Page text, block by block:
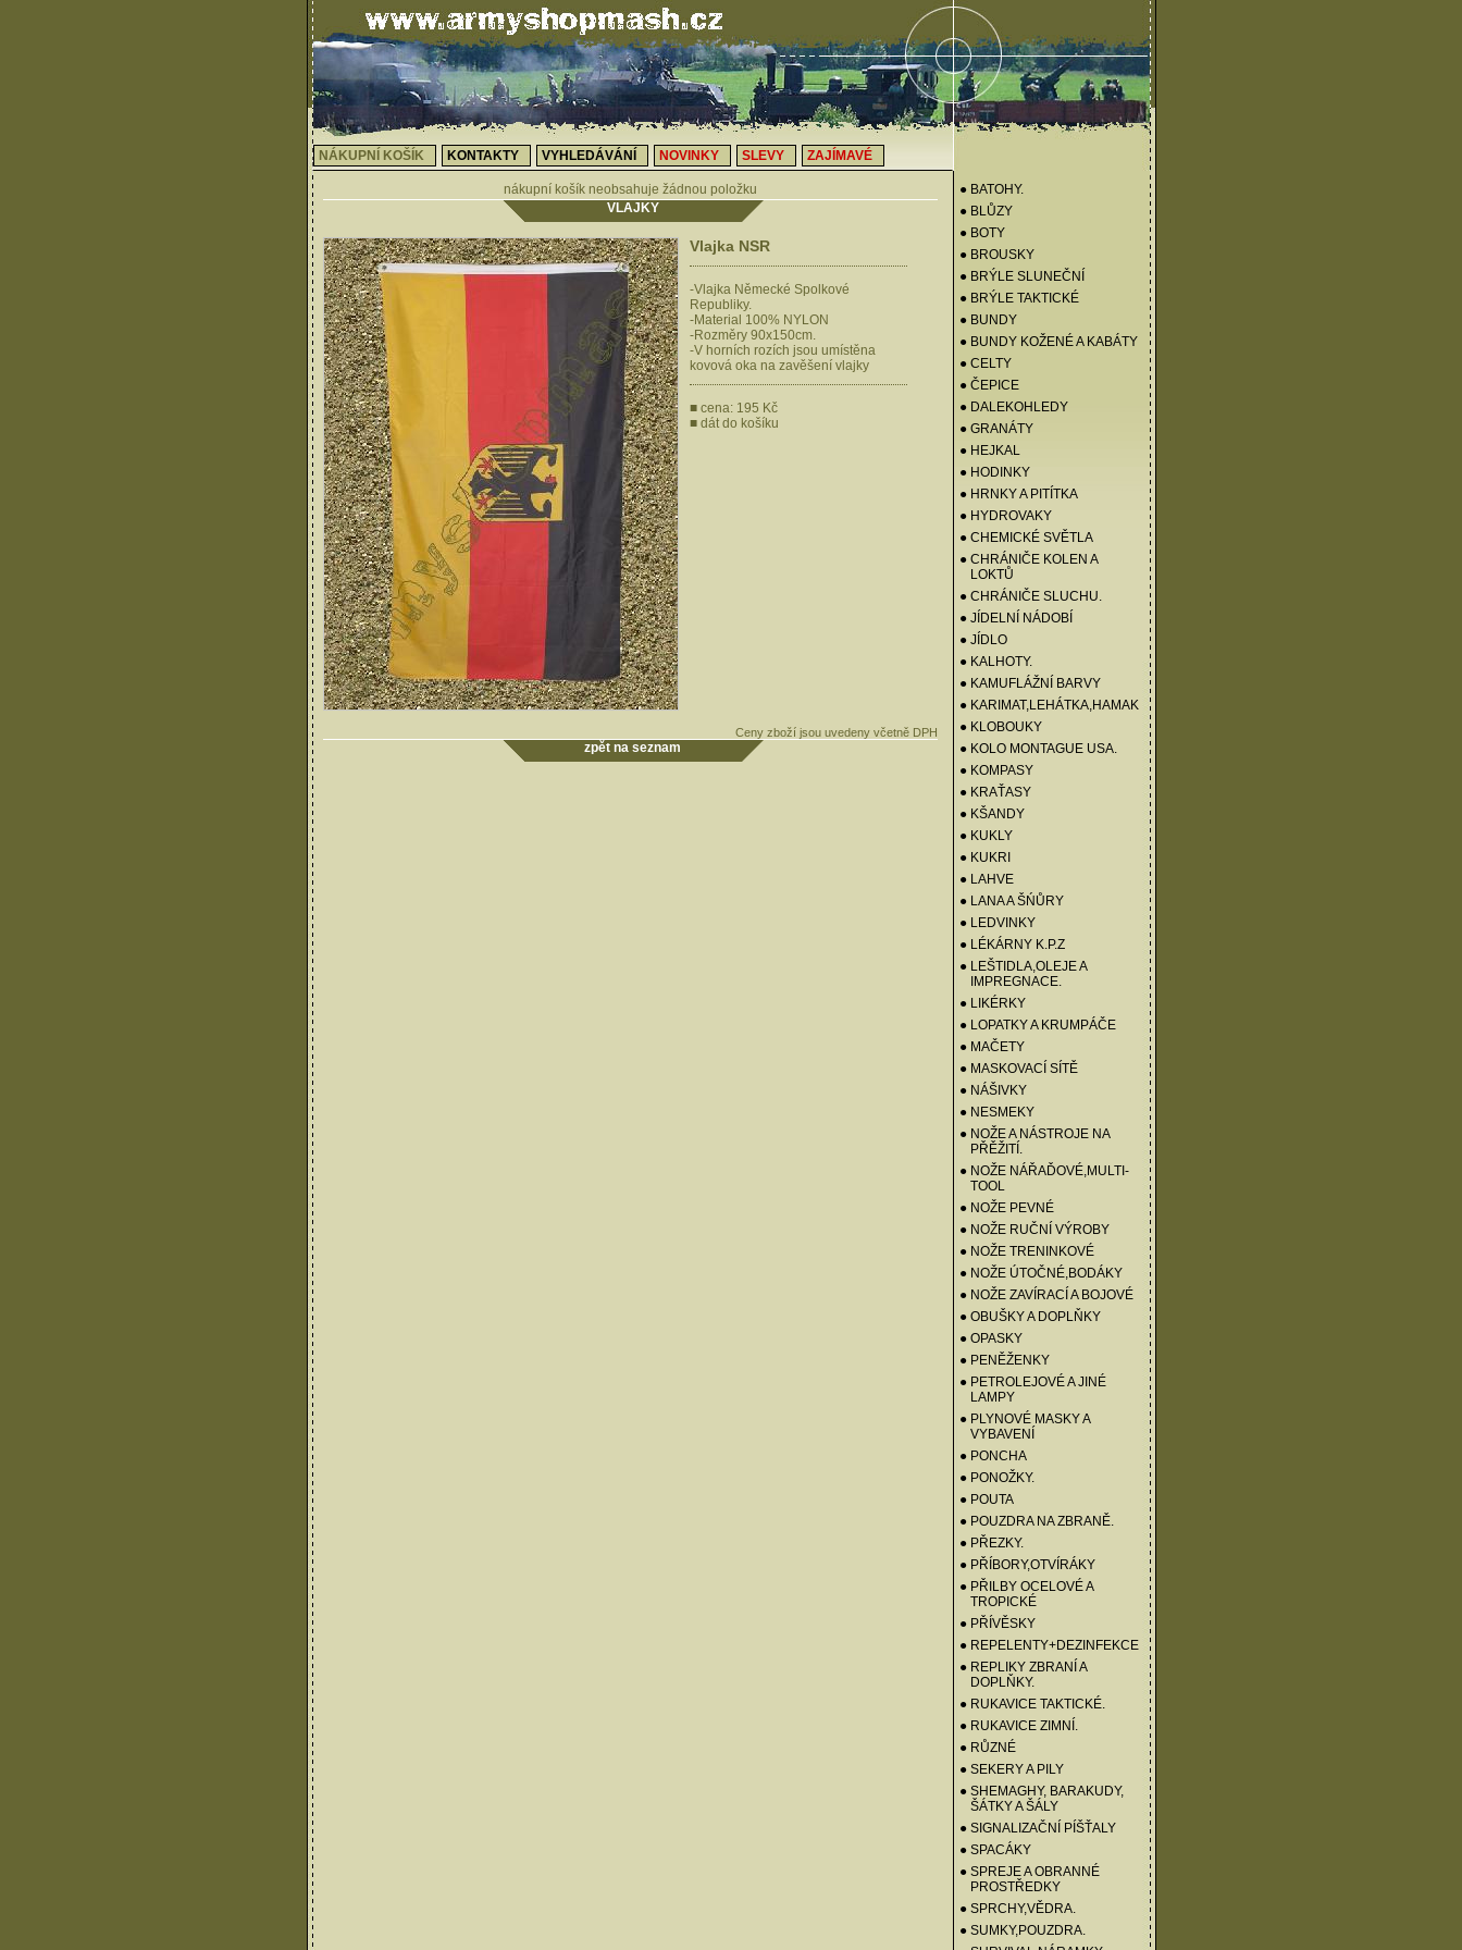
NÁKUPNÍ KOŠÍK KONTAKTY VYHLEDÁVÁNÍ NOVINKY SLEVY ZAJÍMAVÉ
nákupní košík neobsahuje žádnou položku
VLAJKY
Vlajka NSR
-Vlajka Německé Spolkové
Republiky.
-Material 100% NYLON
-Rozměry 90x150cm.
-V horních rozích jsou umístěna
kovová oka na zavěšení vlajky
■ cena: 195 Kč
■ dát do košíku
Ceny zboží jsou uvedeny včetně DPH
zpět na seznam
● BATOHY.
● BLŮZY
● BOTY
● BROUSKY
● BRÝLE SLUNEČNÍ
● BRÝLE TAKTICKÉ
● BUNDY
● BUNDY KOŽENÉ A KABÁTY
● CELTY
● ČEPICE
● DALEKOHLEDY
● GRANÁTY
● HEJKAL
● HODINKY
● HRNKY A PITÍTKA
● HYDROVAKY
● CHEMICKÉ SVĚTLA
● CHRÁNIČE KOLEN A
LOKTŮ
● CHRÁNIČE SLUCHU.
● JÍDELNÍ NÁDOBÍ
● JÍDLO
● KALHOTY.
● KAMUFLÁŽNÍ BARVY
● KARIMAT,LEHÁTKA,HAMAK
● KLOBOUKY
● KOLO MONTAGUE USA.
● KOMPASY
● KRAŤASY
● KŠANDY
● KUKLY
● KUKRI
● LAHVE
● LANA A ŠŃŮRY
● LEDVINKY
● LÉKÁRNY K.P.Z
● LEŠTIDLA,OLEJE A
IMPREGNACE.
● LIKÉRKY
● LOPATKY A KRUMPÁČE
● MAČETY
● MASKOVACÍ SÍTĚ
● NÁŠIVKY
● NESMEKY
● NOŽE A NÁSTROJE NA
PŘĚŽITÍ.
● NOŽE NÁŘAĎOVÉ,MULTI-
TOOL
● NOŽE PEVNÉ
● NOŽE RUČNÍ VÝROBY
● NOŽE TRENINKOVÉ
● NOŽE ÚTOČNÉ,BODÁKY
● NOŽE ZAVÍRACÍ A BOJOVÉ
● OBUŠKY A DOPLŇKY
● OPASKY
● PENĚŽENKY
● PETROLEJOVÉ A JINÉ
LAMPY
● PLYNOVÉ MASKY A
VYBAVENÍ
● PONCHA
● PONOŽKY.
● POUTA
● POUZDRA NA ZBRANĚ.
● PŘEZKY.
● PŘÍBORY,OTVÍRÁKY
● PŘILBY OCELOVÉ A
TROPICKÉ
● PŘÍVĚSKY
● REPELENTY+DEZINFEKCE
● REPLIKY ZBRANÍ A
DOPLŇKY.
● RUKAVICE TAKTICKÉ.
● RUKAVICE ZIMNÍ.
● RŮZNÉ
● SEKERY A PILY
● SHEMAGHY, BARAKUDY,
ŠÁTKY A ŠÁLY
● SIGNALIZAČNÍ PÍŠŤALY
● SPACÁKY
● SPREJE A OBRANNÉ
PROSTŘEDKY
● SPRCHY,VĚDRA.
● SUMKY,POUZDRA.